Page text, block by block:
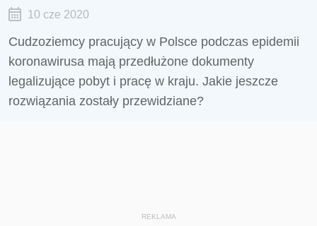
10 cze 2020
Cudzoziemcy pracujący w Polsce podczas epidemii
koronawirusa mają przedłużone dokumenty
legalizujące pobyt i pracę w kraju. Jakie jeszcze
rozwiązania zostały przewidziane?
REKLAMA